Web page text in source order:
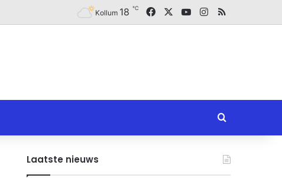
Kollum 18 ℃ FacebookYouTubeInstagram
RSS
Zoeken naar
Laatste nieuws